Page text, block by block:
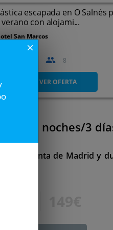
escapada en O Salnés
verano con alojami...
San Marcos
Cambados (Pontevedra)
8
VER OFERTA
- 2 noches/3
Santa de Madrid y
close